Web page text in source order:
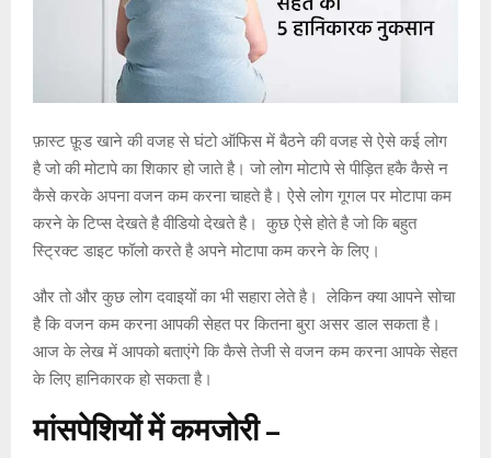
फ़ास्ट फ़ूड खाने की वजह से घंटो ऑफिस में बैठने की वजह से ऐसे कई लोग
है जो की मोटापे का शिकार हो जाते है। जो लोग मोटापे से पीड़ित हकै कैसे न
कैसे करके अपना वजन कम करना चाहते है। ऐसे लोग गूगल पर मोटापा कम
करने के टिप्स देखते है वीडियो देखते है। कुछ ऐसे होते है जो कि बहुत
स्ट्रिक्ट डाइट फॉलो करते है अपने मोटापा कम करने के लिए।
और तो और कुछ लोग दवाइयों का भी सहारा लेते है। लेकिन क्या आपने सोचा
है कि वजन कम करना आपकी सेहत पर कितना बुरा असर डाल सकता है।
आज के लेख में आपको बताएंगे कि कैसे तेजी से वजन कम करना आपके सेहत
के लिए हानिकारक हो सकता है।
मांसपेशियोंमेंकमजोरी–